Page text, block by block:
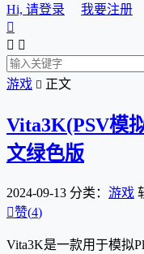
Hi, 请登录 我要注册

 
游戏  正文
Vita3K(PSV模
文绿色版
2024-09-13 分类： 游戏
赞(4)
Vita3K是一款用于模拟